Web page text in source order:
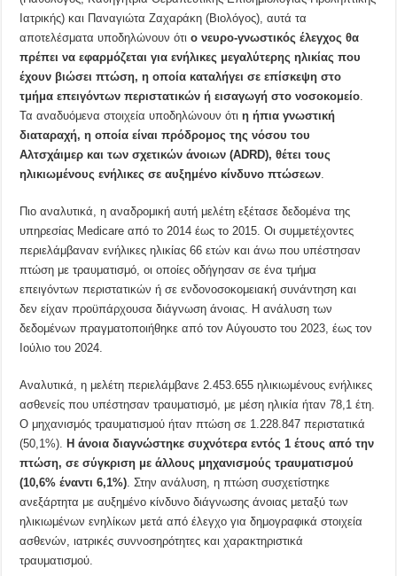
Ιατρικής) και Παναγιώτα Ζαχαράκη (Βιολόγος), αυτά τα
αποτελέσματα υποδηλώνουν ότιο νευρο-γνωστικός έλεγχος θα
πρέπει να εφαρμόζεται για ενήλικες μεγαλύτερης ηλικίας που
έχουν βιώσει πτώση, η οποία καταλήγει σε επίσκεψη στο
τμήμα επειγόντων περιστατικών ή εισαγωγή στο νοσοκομείο
Τα αναδυόμενα στοιχεία υποδηλώνουν ότιη ήπια γνωστική
διαταραχή, η οποία είναι πρόδρομος της νόσου του
Αλτσχάιμερ και των σχετικών άνοιων (ADRD), θέτει τους
ηλικιωμένους ενήλικες σε αυξημένο κίνδυνο πτώσεων
Πιο αναλυτικά, η αναδρομική αυτή μελέτη εξέτασε δεδομένα της
υπηρεσίας Medicare από το 2014 έως το 2015. Οι συμμετέχοντες
περιελάμβαναν ενήλικες ηλικίας 66 ετών και άνω που υπέστησαν
πτώση με τραυματισμό, οι οποίες οδήγησαν σε ένα τμήμα
επειγόντων περιστατικών ή σε ενδονοσοκομειακή συνάντηση και
δεν είχαν προϋπάρχουσα διάγνωση άνοιας. Η ανάλυση των
δεδομένων πραγματοποιήθηκε από τον Αύγουστο του 2023, έως τον
Ιούλιο του 2024.
Αναλυτικά, η μελέτη περιελάμβανε 2.453.655 ηλικιωμένους ενήλικες
ασθενείς που υπέστησαν τραυματισμό, με μέση ηλικία ήταν 78,1 έτη.
Ο μηχανισμός τραυματισμού ήταν πτώση σε 1.228.847 περιστατικά
(50,1%).
Η άνοια διαγνώστηκε συχνότερα εντός 1 έτους από την
πτώση, σε σύγκριση με άλλους μηχανισμούς τραυματισμού
(10,6% έναντι 6,1%) . Στην ανάλυση, η πτώση συσχετίστηκε
ανεξάρτητα με αυξημένο κίνδυνο διάγνωσης άνοιας μεταξύ των
ηλικιωμένων ενηλίκων μετά από έλεγχο για δημογραφικά στοιχεία
ασθενών, ιατρικές συννοσηρότητες και χαρακτηριστικά
τραυματισμού.